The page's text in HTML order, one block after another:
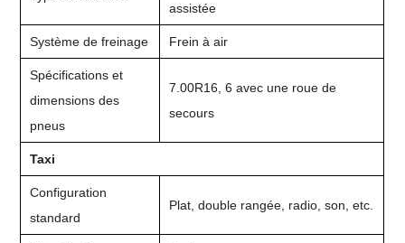
assistée
Système de freinage Frein à air
Spécifications et
dimensions des
pneus
7.00R16, 6 avec une roue de
secours
Taxi
Configuration
standard
Plat, double rangée, radio, son, etc.